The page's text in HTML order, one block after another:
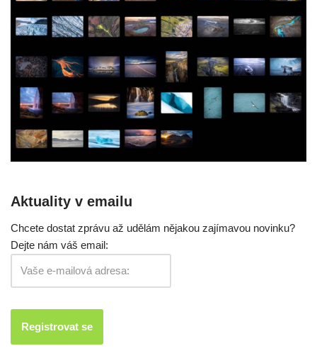
Aktuality v emailu
Chcete dostat zprávu až udělám nějakou zajímavou novinku?
Dejte nám váš email: